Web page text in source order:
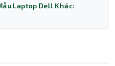
Laptop Dell Khác: